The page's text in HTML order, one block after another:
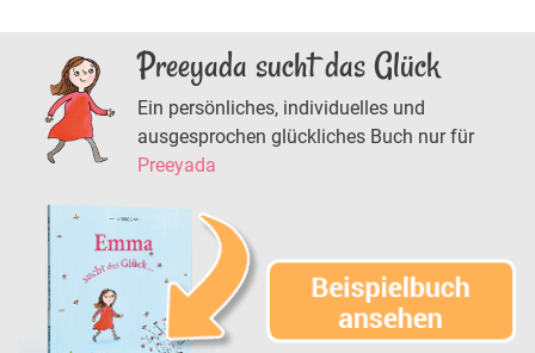
Preeyada sucht das Glück
Ein persönliches, individuelles und
ausgesprochen glückliches Buch nur für
Preeyada